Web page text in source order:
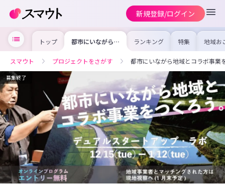
新規登録/ログイン
トップ 都市にいながら地
域とコラボ事業を
ランキング 特集 地域お
の求
を集め
事内容
を比較
合った
けよう
スマウト プロジェクトをさがす 都市にいながら地域とコラボ事業
募集終了